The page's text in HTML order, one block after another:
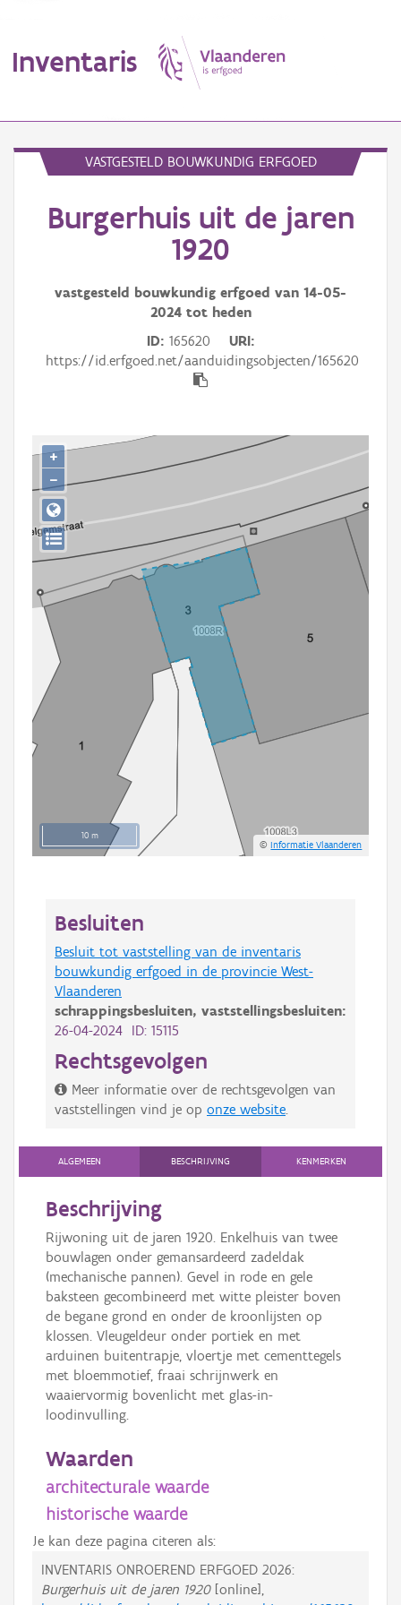
Inventaris
Erfgoedobject
Waarneming
Gebeurtenis
Downloads
Hergebruik
Aanmelden
VASTGESTELD BOUWKUNDIG ERFGOED
Burgerhuis uit de jaren
1920
vastgesteld bouwkundig erfgoed van 14-05-
2024tot heden
ID 165620
URI
https://id.erfgoed.net/aanduidingsobjecten/165620
10 m
©Informatie Vlaanderen
+
−
Besluiten
Besluit tot vaststelling van de inventaris
bouwkundig erfgoed in de provincie West-
Vlaanderen
schrappingsbesluiten, vaststellingsbesluiten:
26-04-2024 ID: 15115
Rechtsgevolgen
Meer informatie over de rechtsgevolgen van
vaststellingen vind je op onze website
ALGEMEEN BESCHRIJVING KENMERKEN
Beschrijving
Rijwoning uit de jaren 1920. Enkelhuis van twee
bouwlagen onder gemansardeerd zadeldak
(mechanische pannen). Gevel in rode en gele
baksteen gecombineerd met witte pleister boven
de begane grond en onder de kroonlijsten op
klossen. Vleugeldeur onder portiek en met
arduinen buitentrapje, vloertje met cementtegels
met bloemmotief, fraai schrijnwerk en
waaiervormig bovenlicht met glas-in-
loodinvulling.
Waarden
architecturale waarde
historische waarde
Je kan deze pagina citeren als:
INVENTARIS ONROEREND ERFGOED 2026:
Burgerhuis uit de jaren 1920[online],